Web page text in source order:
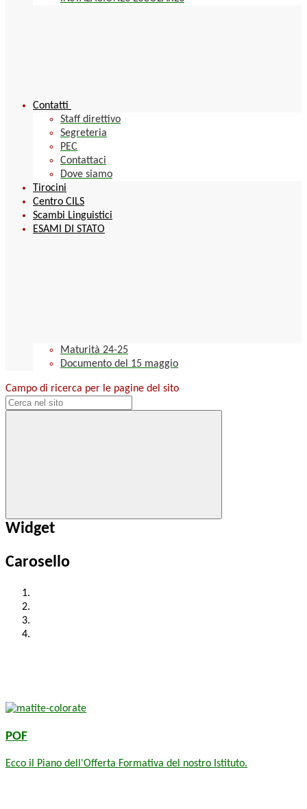
Contatti
Staff direttivo
Segreteria
PEC
Contattaci
Dove siamo
Tirocini
Centro CILS
Scambi Linguistici
ESAMI DI STATO
Maturità 24-25
Documento del 15 maggio
Campo di ricerca per le pagine del sito
Widget
Carosello
POF
Ecco il Piano dell'Offerta Formativa del nostro Istituto.